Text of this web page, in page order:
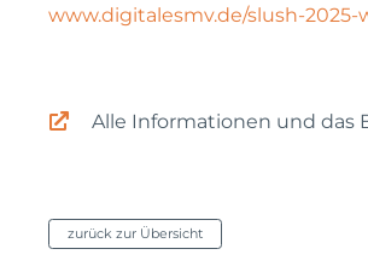
www.digitalesmv.de/slush-
Alle Informationen und das
zurück zur Übersicht